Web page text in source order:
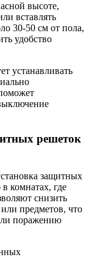
высоте,
вставлять
30-50 см от пола,
удобство
устанавливать
решеток
защитных
комнатах, где
снизить
предметов, что
поражению